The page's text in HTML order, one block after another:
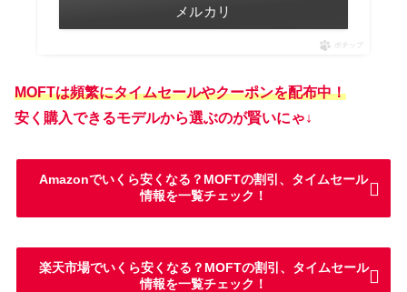
メルカリ
ポチップ
MOFTは頻繁にタイムセールやクーポンを配布中！
安く購入できるモデルから選ぶのが賢いにゃ↓
Amazonでいくら安くなる？MOFTの割引、タイムセール
情報を一覧チェック！
楽天市場でいくら安くなる？MOFTの割引、タイムセール
情報を一覧チェック！